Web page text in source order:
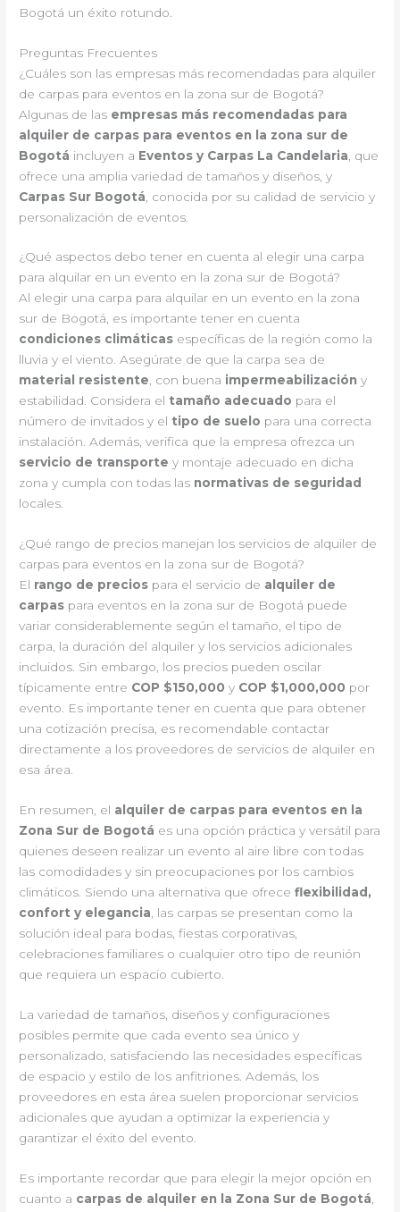
Bogotá un éxito rotundo.
Preguntas Frecuentes
¿Cuáles son las empresas más recomendadas para alquiler
de carpas para eventos en la zona sur de Bogotá?
Algunas de las empresas más recomendadas para
alquiler de carpas para eventos en la zona sur de
Bogotá incluyen a Eventos y Carpas La Candelaria , que
ofrece una amplia variedad de tamaños y diseños, y
Carpas Sur Bogotá , conocida por su calidad de servicio y
personalización de eventos.
¿Qué aspectos debo tener en cuenta al elegir una carpa
para alquilar en un evento en la zona sur de Bogotá?
Al elegir una carpa para alquilar en un evento en la zona
sur de Bogotá, es importante tener en cuenta
condiciones climáticas específicas de la región como la
lluvia y el viento. Asegúrate de que la carpa sea de
material resistente, con buena impermeabilización y
estabilidad. Considera el tamaño adecuado para el
número de invitados y el tipo de suelo para una correcta
instalación. Además, verifica que la empresa ofrezca un
servicio de transporte y montaje adecuado en dicha
zona y cumpla con todas las normativas de seguridad
locales.
¿Qué rango de precios manejan los servicios de alquiler de
carpas para eventos en la zona sur de Bogotá?
El rango de precios para el servicio de alquiler de
carpas para eventos en la zona sur de Bogotá puede
variar considerablemente según el tamaño, el tipo de
carpa, la duración del alquiler y los servicios adicionales
incluidos. Sin embargo, los precios pueden oscilar
típicamente entre COP $150,000 y COP $1,000,000 por
evento. Es importante tener en cuenta que para obtener
una cotización precisa, es recomendable contactar
directamente a los proveedores de servicios de alquiler en
esa área.
En resumen, el alquiler de carpas para eventos en la
Zona Sur de Bogotá es una opción práctica y versátil para
quienes deseen realizar un evento al aire libre con todas
las comodidades y sin preocupaciones por los cambios
climáticos. Siendo una alternativa que ofreceflexibilidad,
confort y elegancia , las carpas se presentan como la
solución ideal para bodas, fiestas corporativas,
celebraciones familiares o cualquier otro tipo de reunión
que requiera un espacio cubierto.
La variedad de tamaños, diseños y configuraciones
posibles permite que cada evento sea único y
personalizado, satisfaciendo las necesidades específicas
de espacio y estilo de los anfitriones. Además, los
proveedores en esta área suelen proporcionar servicios
adicionales que ayudan a optimizar la experiencia y
garantizar el éxito del evento.
Es importante recordar que para elegir la mejor opción en
cuanto a carpas de alquiler en la Zona Sur de Bogotá